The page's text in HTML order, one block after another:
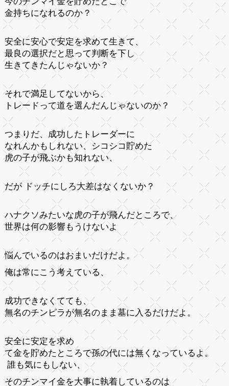
金持ちになれるのか？
安全に安心で安定を求めて生きて、
最良の選択だと思って判断を下し
生きてきたんじゃないか？
それで満足してないから、
トレードって道を選んだんじゃないのか？
つまりだ、成功したトレーダーに
なれんかもしれない、シコシコ貯めた
虎の子が飛ぶかも知れない、
だが ドッチにしろ大差はなくないか？
ハナクソみたいな虎の子が飛んだところで、
世界は何の影響もうけないよ
悩んでいるのはおまいだけだよ。
俺は常にこう考えている、
成功できなくてても、
無名のチンピラが無名のまま墓に入るだけだよ。
安全に安定を求め
て金を貯めたところで孫の代には無くなっているよ。
誰も気にもしない、
そのチンマイ金を大事に執着しているのは